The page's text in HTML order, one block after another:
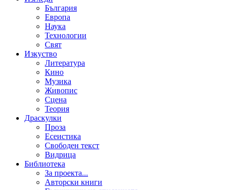
България
Европа
Наука
Технологии
Свят
Изкуство
Литература
Кино
Музика
Живопис
Сцена
Теория
Драскулки
Проза
Есеистика
Свободен текст
Видрица
Библиотека
За проекта...
Авторски книги